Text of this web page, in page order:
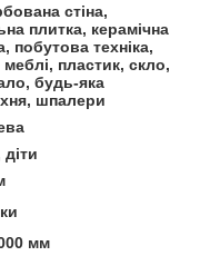
стіна,
плитка, керамічна
побутова техніка,
меблі, пластик, скло,
будь-яка
шпалери
мм